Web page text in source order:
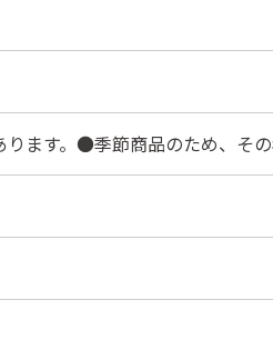
ます。●季節商品のため、そ